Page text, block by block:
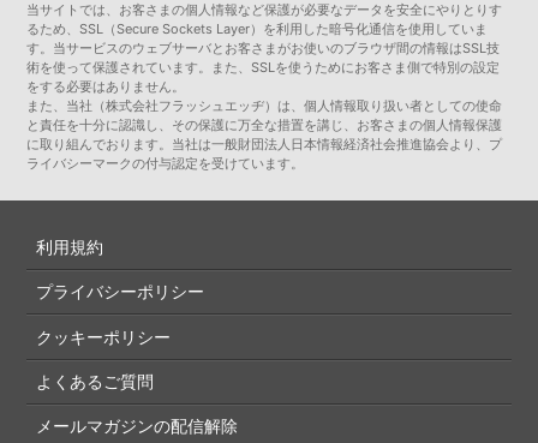
当サイトでは、お客さまの個人情報など保護が必要なデータを安全にやりとりす
るため、SSL（Secure Sockets Layer）を利用した暗号化通信を使用していま
す。当サービスのウェブサーバとお客さまがお使いのブラウザ間の情報はSSL技
術を使って保護されています。また、SSLを使うためにお客さま側で特別の設定
をする必要はありません。
また、当社（株式会社フラッシュエッヂ）は、個人情報取り扱い者としての使命
と責任を十分に認識し、その保護に万全な措置を講じ、お客さまの個人情報保護
に取り組んでおります。当社は一般財団法人日本情報経済社会推進協会より、プ
ライバシーマークの付与認定を受けています。
利用規約
プライバシーポリシー
クッキーポリシー
よくあるご質問
メールマガジンの配信解除